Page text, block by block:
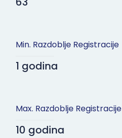
Min. Razdoblje Registracije
1 godina
Max. Razdoblje Registracije
10 godina